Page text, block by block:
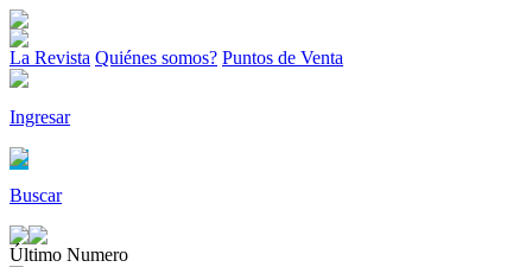
La Revista Quiénes somos? Puntos de Venta
Ingresar
Buscar
Último Numero